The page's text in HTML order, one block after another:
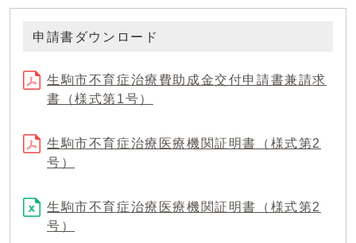
申請書ダウンロード
生駒市不育症治療費助成金交付申請書兼請求
書（様式第1号）
生駒市不育症治療医療機関証明書（様式第2
号）
生駒市不育症治療医療機関証明書（様式第2
号）